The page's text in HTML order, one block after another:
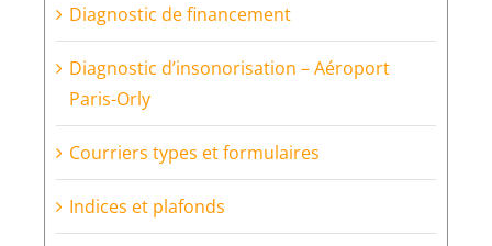
Diagnostic de financement
Diagnostic d’insonorisation – Aéroport
Paris-Orly
Courriers types et formulaires
Indices et plafonds